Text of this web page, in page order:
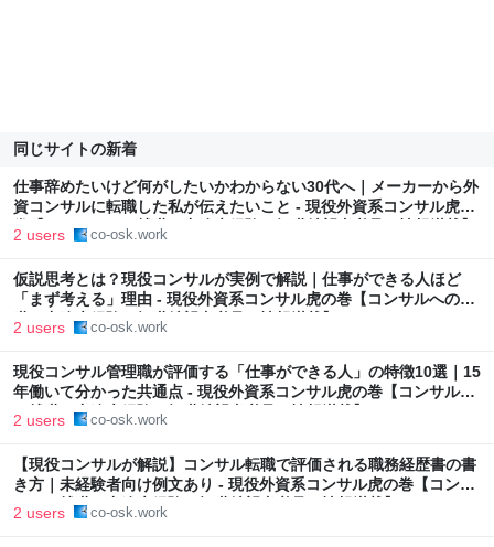
同じサイトの新着
仕事辞めたいけど何がしたいかわからない30代へ｜メーカーから外
資コンサルに転職した私が伝えたいこと - 現役外資系コンサル虎の
巻【コンサルへの就職・中途未経験の転職希望者必見の情報満載】
2 users co-osk.work
仮説思考とは？現役コンサルが実例で解説｜仕事ができる人ほど
「まず考える」理由 - 現役外資系コンサル虎の巻【コンサルへの就
職・中途未経験の転職希望者必見の情報満載】
2 users co-osk.work
現役コンサル管理職が評価する「仕事ができる人」の特徴10選｜15
年働いて分かった共通点 - 現役外資系コンサル虎の巻【コンサルへ
の就職・中途未経験の転職希望者必見の情報満載】
2 users co-osk.work
【現役コンサルが解説】コンサル転職で評価される職務経歴書の書
き方｜未経験者向け例文あり - 現役外資系コンサル虎の巻【コンサ
ルへの就職・中途未経験の転職希望者必見の情報満載】
2 users co-osk.work